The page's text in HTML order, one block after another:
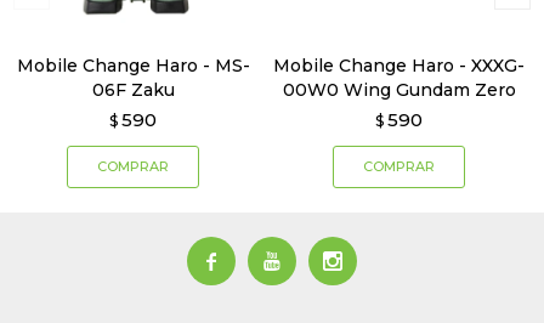
Mobile Change Haro - MS-
06F Zaku
$ 590
Mobile Change Haro - XXXG-
00W0 Wing Gundam Zero
$ 590
  